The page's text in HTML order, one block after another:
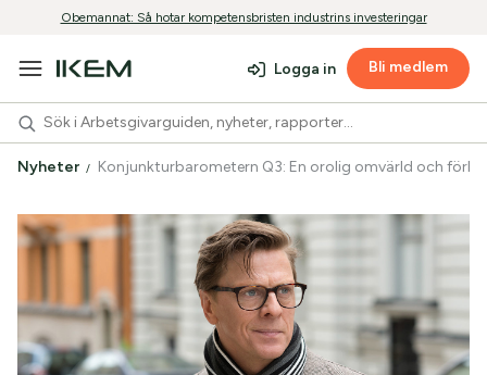
Obemannat: Så hotar kompetensbristen industrins investeringar
Logga in Bli medlem
Nyheter Konjunkturbarometern Q3: En orolig omvärld och